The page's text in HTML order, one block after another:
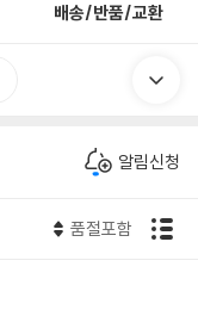
배송/반품/교환
알림신청
품절포함